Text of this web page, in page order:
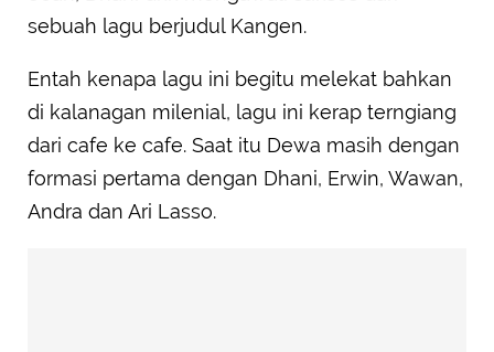
sebuah lagu berjudul Kangen.
Entah kenapa lagu ini begitu melekat bahkan
di kalanagan milenial, lagu ini kerap terngiang
dari cafe ke cafe. Saat itu Dewa masih dengan
formasi pertama dengan Dhani, Erwin, Wawan,
Andra dan Ari Lasso.